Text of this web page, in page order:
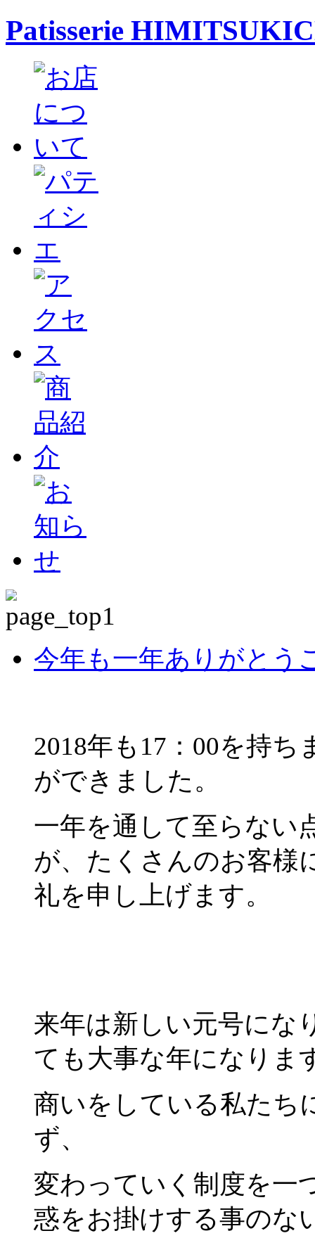
Patisserie
今年も一年ありがとう
2018年も17：00を持
ができました。
一年を通して至らない
が、たくさんのお客様
礼を申し上げます。
来年は新しい元号にな
ても大事な年になりま
商いをしている私たち
ず、
変わっていく制度を一
惑をお掛けする事のな